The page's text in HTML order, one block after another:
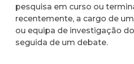
pesquisa em curso ou
recentemente, a cargo de
ou equipa de investigação do
seguida de um debate.